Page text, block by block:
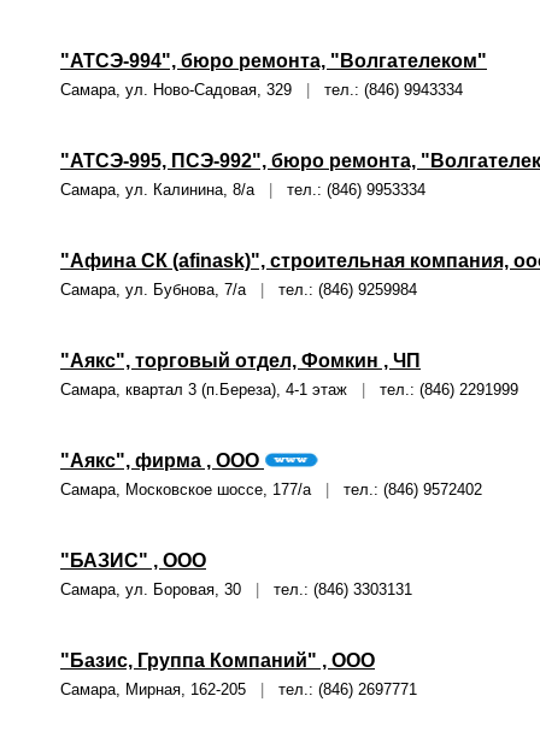
"АТСЭ-994", бюро ремонта, "Волгателеком"
Самара, ул. Ново-Садовая, 329 тел.: (846) 9943334
"АТСЭ-995, ПСЭ-992", бюро ремонта,
Самара, ул. Калинина, 8/а тел.: (846) 9953334
"Афина СК (afinask)", строительная компания,
Самара, ул. Бубнова, 7/а тел.: (846) 9259984
"Аякс", торговый отдел, Фомкин , ЧП
Самара, квартал 3 (п.Береза), 4-1 этаж тел.: (846) 2291999
"Аякс", фирма , ООО
Самара, Московское шоссе, 177/а тел.: (846) 9572402
"БАЗИС" , ООО
Самара, ул. Боровая, 30 тел.: (846) 3303131
"Базис, Группа Компаний" , ООО
Самара, Мирная, 162-205 тел.: (846) 2697771